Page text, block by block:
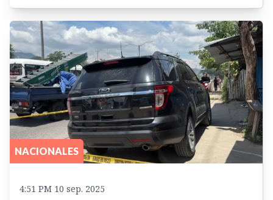
NACIONALES
4:51 PM 10 sep. 2025